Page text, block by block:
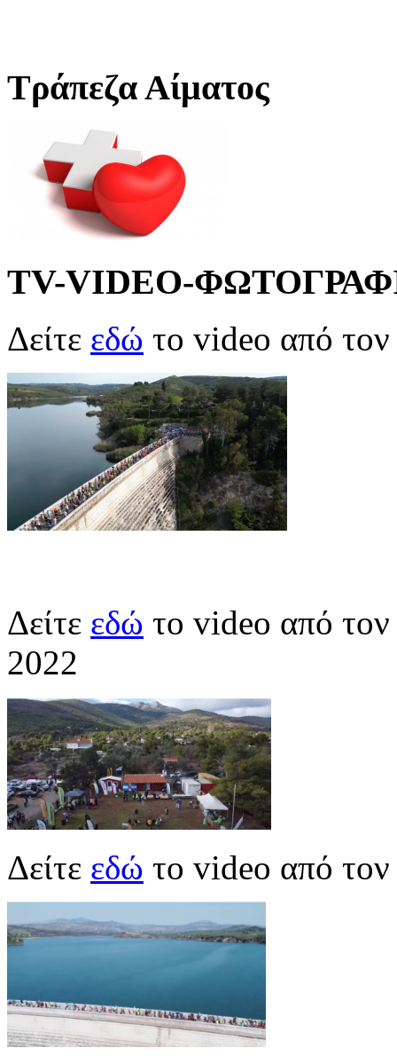
Τράπεζα Αίματος
TV-VIDEO-
Δείτε εδώ το video από
Δείτε εδώ το video από
2022
Δείτε εδώ το video από